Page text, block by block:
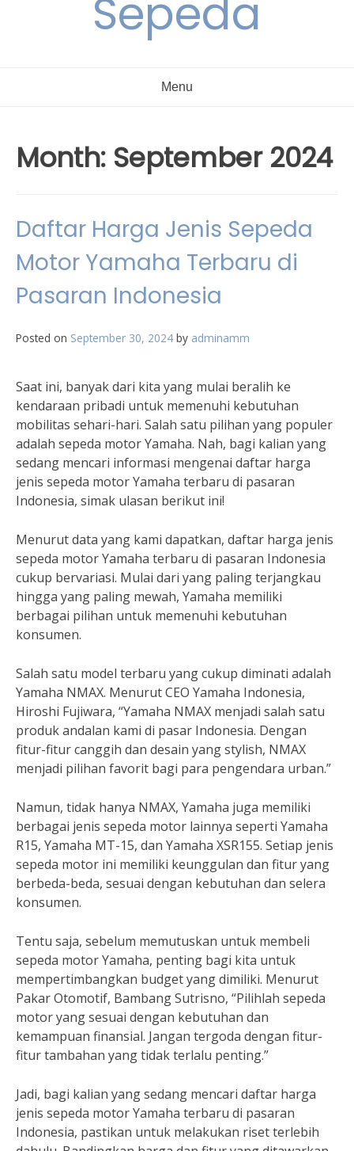
Sepeda
Menu
Month: September 2024
Daftar Harga Jenis Sepeda
Motor Yamaha Terbaru di
Pasaran Indonesia
Posted on September 30, 2024 by adminamm
Saat ini, banyak dari kita yang mulai beralih ke
kendaraan pribadi untuk memenuhi kebutuhan
mobilitas sehari-hari. Salah satu pilihan yang populer
adalah sepeda motor Yamaha. Nah, bagi kalian yang
sedang mencari informasi mengenai daftar harga
jenis sepeda motor Yamaha terbaru di pasaran
Indonesia, simak ulasan berikut ini!
Menurut data yang kami dapatkan, daftar harga jenis
sepeda motor Yamaha terbaru di pasaran Indonesia
cukup bervariasi. Mulai dari yang paling terjangkau
hingga yang paling mewah, Yamaha memiliki
berbagai pilihan untuk memenuhi kebutuhan
konsumen.
Salah satu model terbaru yang cukup diminati adalah
Yamaha NMAX. Menurut CEO Yamaha Indonesia,
Hiroshi Fujiwara, “Yamaha NMAX menjadi salah satu
produk andalan kami di pasar Indonesia. Dengan
fitur-fitur canggih dan desain yang stylish, NMAX
menjadi pilihan favorit bagi para pengendara urban.”
Namun, tidak hanya NMAX, Yamaha juga memiliki
berbagai jenis sepeda motor lainnya seperti Yamaha
R15, Yamaha MT-15, dan Yamaha XSR155. Setiap jenis
sepeda motor ini memiliki keunggulan dan fitur yang
berbeda-beda, sesuai dengan kebutuhan dan selera
konsumen.
Tentu saja, sebelum memutuskan untuk membeli
sepeda motor Yamaha, penting bagi kita untuk
mempertimbangkan budget yang dimiliki. Menurut
Pakar Otomotif, Bambang Sutrisno, “Pilihlah sepeda
motor yang sesuai dengan kebutuhan dan
kemampuan finansial. Jangan tergoda dengan fitur-
fitur tambahan yang tidak terlalu penting.”
Jadi, bagi kalian yang sedang mencari daftar harga
jenis sepeda motor Yamaha terbaru di pasaran
Indonesia, pastikan untuk melakukan riset terlebih